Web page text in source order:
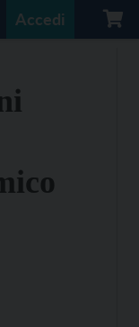
Accedi